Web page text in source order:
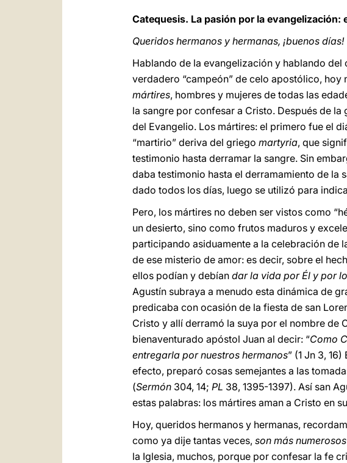
Catequesis. La pasión por la evangelización:
Queridos hermanos y hermanas, ¡buenos días!
Hablando de la evangelización y hablando
verdadero “campeón” de celo apostólico,
mártires, hombres y mujeres de todas las
la sangre por confesar a Cristo. Después de
del Evangelio. Los mártires: el primero fue el
“martirio” deriva del griego martyria, que
testimonio hasta derramar la sangre. Sin
daba testimonio hasta el derramamiento de la
dado todos los días, luego se utilizó para
Pero, los mártires no deben ser vistos como
un desierto, sino como frutos maduros y
participando asiduamente a la celebración de
de ese misterio de amor: es decir, sobre el
ellos podían y debían dar la vida por Él y por
Agustín subraya a menudo esta dinámica de
predicaba con ocasión de la fiesta de san
Cristo y allí derramó la suya por el nombre de
bienaventurado apóstol Juan al decir: “Como
entregarla por nuestros hermanos” (1 Jn 3,
efecto, preparó cosas semejantes a las
(Sermón 304, 14; PL 38, 1395-1397). Así san
estas palabras: los mártires aman a Cristo en
Hoy, queridos hermanos y hermanas,
como ya dije tantas veces, son más
la Iglesia, muchos, porque por confesar la fe